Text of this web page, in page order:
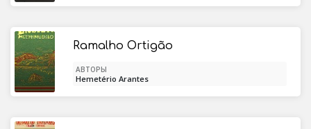
Ramalho Ortigão
АВТОРЫ
Hemetério Arantes